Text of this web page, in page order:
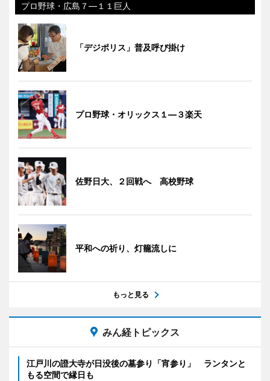
プロ野球・広島７―１１巨人
「デジポリス」普及呼び掛け
プロ野球・オリックス１―３楽天
佐野日大、２回戦へ 高校野球
平和への祈り、灯籠流しに
もっと見る
みん経トピックス
江戸川の證大寺が日没後の墓参り「宵参り」 ランタンと
もる空間で縁日も